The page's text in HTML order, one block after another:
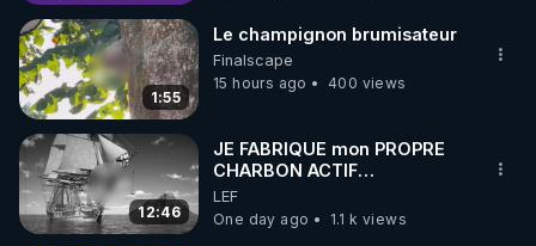
1:55
Le champignon brumisateur
Finalscape
15 hours ago
400 views
12:46
JE FABRIQUE mon PROPRE
CHARBON ACTIF
GRATUITEMENT pour
Purifier mon EAU
LEF
One day ago
1.1 k views